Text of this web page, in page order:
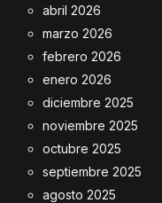
abril 2026
marzo 2026
febrero 2026
enero 2026
diciembre 2025
noviembre 2025
octubre 2025
septiembre 2025
agosto 2025